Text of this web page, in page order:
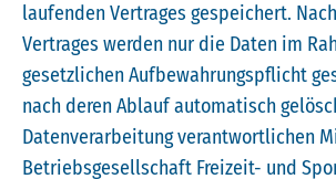
laufenden Vertrages gespeichert.
Vertrages werden nur die Daten im
gesetzlichen Aufbewahrungspflicht
nach deren Ablauf automatisch
Datenverarbeitung verantwortlichen
Betriebsgesellschaft Freizeit- und